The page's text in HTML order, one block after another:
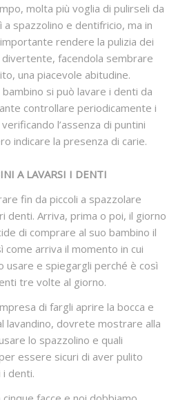
molta più voglia di pulirseli da
a spazzolino e dentifricio, ma in
rendere la pulizia dei
facendola sembrare
una piacevole abitudine.
bambino si può lavare i denti da
controllare periodicamente i
l’assenza di puntini
indicare la presenza di carie.
A LAVARSI I DENTI
fin da piccoli a spazzolare
denti. Arriva, prima o poi, il giorno
di comprare al suo bambino il
come arriva il momento in cui
usare e spiegargli perché è così
tre volte al giorno.
di fargli aprire la bocca e
lavandino, dovrete mostrare alla
lo spazzolino e quali
essere sicuri di aver pulito
denti.